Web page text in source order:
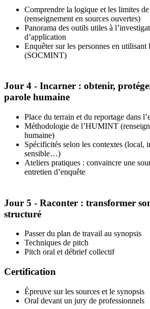
Comprendre la logique et les limites
(renseignement en sources ouvertes)
Panorama des outils utiles à
d’application
Enquêter sur les personnes en utilisant
(SOCMINT)
Jour 4 - Incarner : obtenir,
parole humaine
Place du terrain et du reportage dans
Méthodologie de l’HUMINT
humaine)
Spécificités selon les contextes (local,
sensible…)
Ateliers pratiques : convaincre une
entretien d’enquête
Jour 5 - Raconter : transformer
structuré
Passer du plan de travail au synopsis
Techniques de pitch
Pitch oral et débrief collectif
Certification
Épreuve sur les sources et le synopsis
Oral devant un jury de professionnels